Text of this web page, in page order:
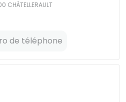
de téléphone